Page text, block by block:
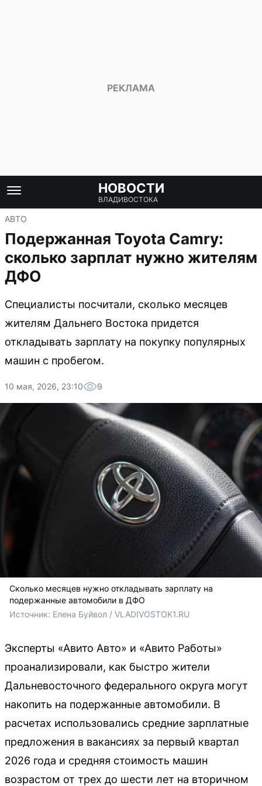
НОВОСТИ
ВЛАДИВОСТОКА
АВТО
Подержанная Toyota Camry:
сколько зарплат нужно жителям
ДФО
Специалисты посчитали, сколько месяцев
жителям Дальнего Востока придется
откладывать зарплату на покупку популярных
машин с пробегом.
10 мая, 2026, 23:10 9
Сколько месяцев нужно откладывать зарплату на
подержанные автомобили в ДФО
Источник: Елена Буйвол / VLADIVOSTOK1.RU
Эксперты «Авито Авто» и «Авито Работы»
проанализировали, как быстро жители
Дальневосточного федерального округа могут
накопить на подержанные автомобили. В
расчетах использовались средние зарплатные
предложения в вакансиях за первый квартал
2026 года и средняя стоимость машин
возрастом от трех до шести лет на вторичном